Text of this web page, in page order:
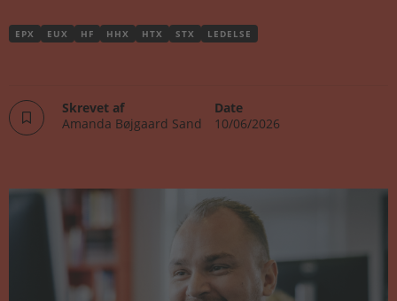
EPX EUX HF HHX HTX STX LEDELSE
Skrevet af
Amanda Bøjgaard Sand
Date
10/06/2026